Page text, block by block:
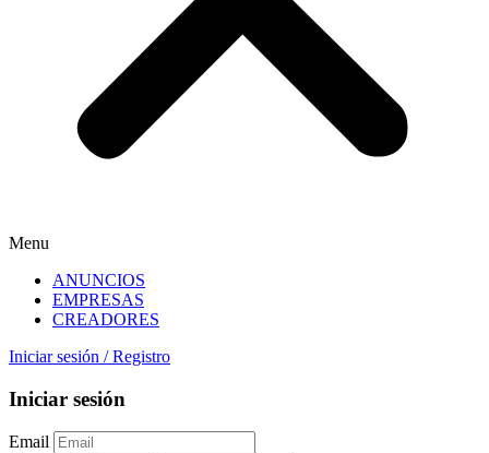
Menu
ANUNCIOS
EMPRESAS
CREADORES
Iniciar sesión / Registro
Iniciar sesión
Email